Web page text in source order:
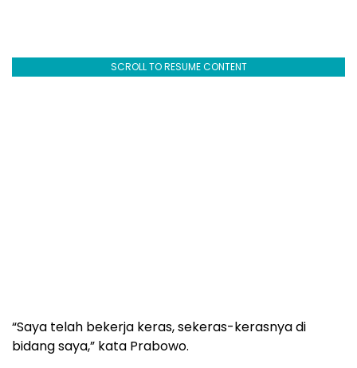
SCROLL TO RESUME CONTENT
“Saya telah bekerja keras, sekeras-kerasnya di
bidang saya,” kata Prabowo.